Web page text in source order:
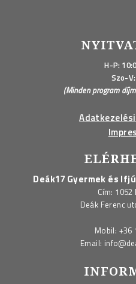
H-P:
Szo-
(Minden program
Deák17 Gyermek és
Cím: 1052
Deák Ferenc
Mobil: +36
Email: